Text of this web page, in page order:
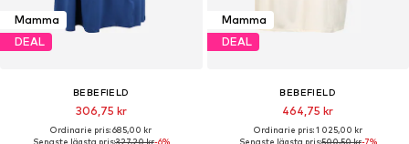
Mamma
DEAL
BEBEFIELD
306,75 kr
Ordinarie pris: 685,00 kr
Senaste lägsta pris:327,20 kr-6%
Mamma
DEAL
BEBEFIELD
464,75 kr
Ordinarie pris: 1 025,00 kr
Senaste lägsta pris:500,50 kr-7%